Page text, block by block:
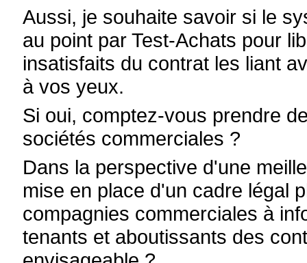
Aussi, je souhaite savoir si le
au point par Test-Achats pour
insatisfaits du contrat les liant
à vos yeux.
Si oui, comptez-vous prendre
sociétés commerciales ?
Dans la perspective d'une
mise en place d'un cadre légal
compagnies commerciales à
tenants et aboutissants des